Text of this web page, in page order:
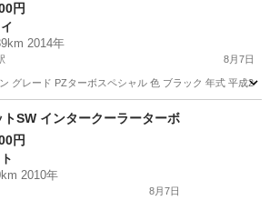
社外ナビ フルセグ キーレス 両側
ライド調子良好！
円
2014年
8月7日
グレード PZターボスペシャル 色 ブラック 年式 平成26
台駅 エブリイ 車両
トSW インタークーラーターボ
円
2010年
8月7日